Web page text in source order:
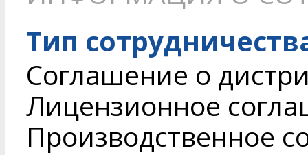
Тип
Соглашение о
Лицензионное
Производственное